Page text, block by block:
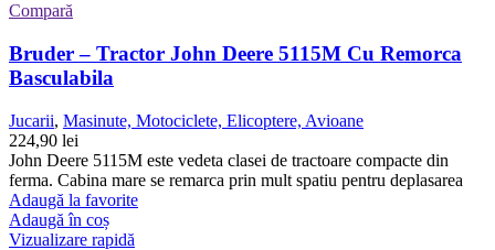
Compară
Bruder – Tractor John Deere 5115M Cu Remorca
Basculabila
Jucarii, Masinute, Motociclete, Elicoptere, Avioane
224,90 lei
John Deere 5115M este vedeta clasei de tractoare compacte din
ferma. Cabina mare se remarca prin mult spatiu pentru deplasarea
Adaugă la favorite
Adaugă în coș
Vizualizare rapidă